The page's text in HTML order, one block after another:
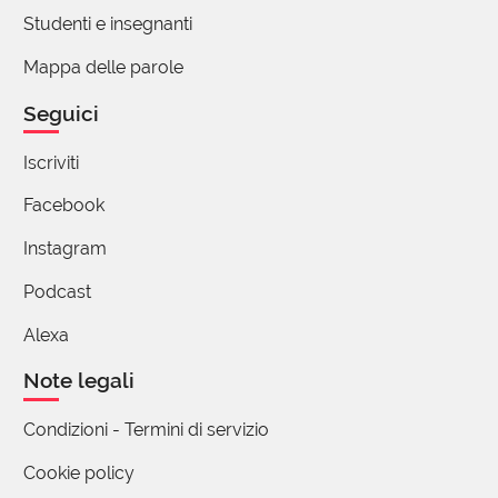
che parla, ma col catasto ci fanno i conti tutti,
prima o poi.
sempre immediatamente recepite, non se ne
evito di ribattere quando non devo
parola o per assonanza, si può tentare di
dedurne il significato.
essendo a casa per consultare i miei
Studenti e insegnanti
Mappa delle parole
Seguici
Iscriviti
Facebook
Instagram
Podcast
Alexa
Note legali
Condizioni - Termini di servizio
Cookie policy